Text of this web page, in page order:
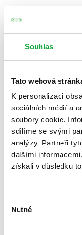
Souhlas
Tato webová
K personalizaci
sociálních médií a
soubory cookie.
sdílíme se svými
analýzy. Partneři
dalšími
získali v důsledku
souhlasu
Nutné